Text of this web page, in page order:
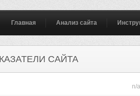
Главная Анализ сайта
САЙТА
n/a